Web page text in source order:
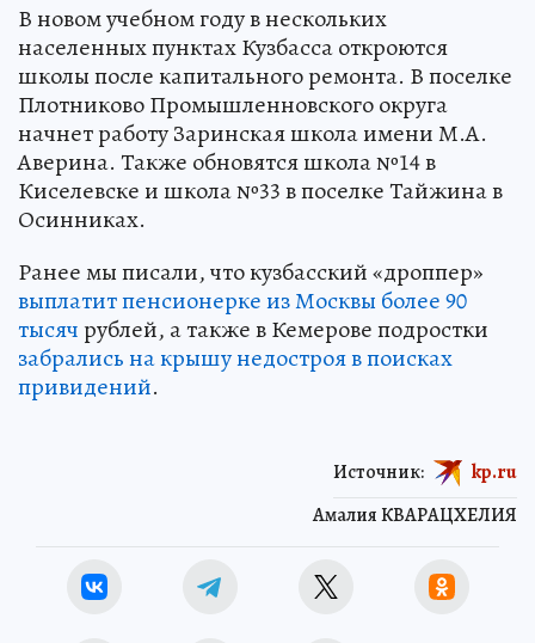
В новом учебном году в нескольких
населенных пунктах Кузбасса откроются
школы после капитального ремонта. В поселке
Плотниково Промышленновского округа
начнет работу Заринская школа имени М.А.
Аверина. Также обновятся школа №14 в
Киселевске и школа №33 в поселке Тайжина в
Осинниках.
Ранее мы писали, что кузбасский «дроппер»
выплатит пенсионерке из Москвы более 90
тысячрублей, а также в Кемерове подростки
забрались на крышу недостроя в поисках
привидений.
Амалия КВАРАЦХЕЛИЯ
Источник: kp.ru